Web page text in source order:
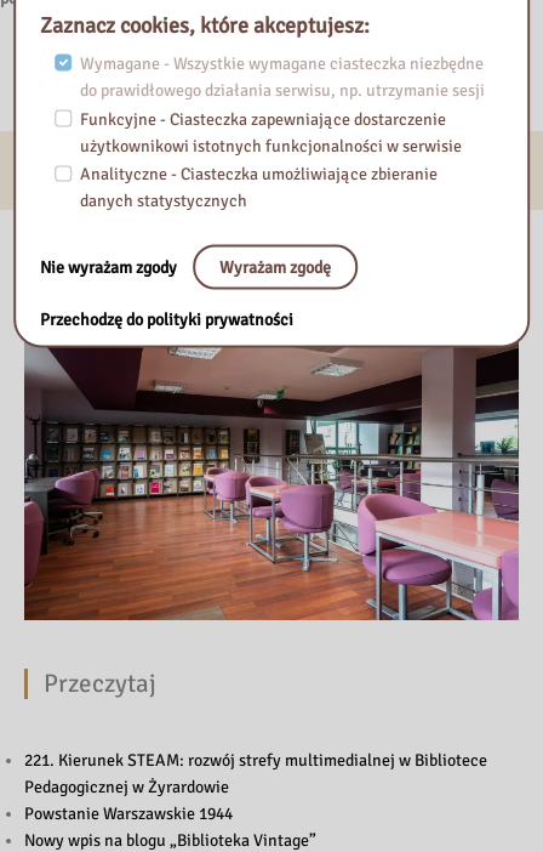
E-usługi
Nasza biblioteka
Przeczytaj
221. Kierunek STEAM: rozwój strefy multimedialnej w Bibliotece
Pedagogicznej w Żyrardowie
Powstanie Warszawskie 1944
Nowy wpis na blogu „Biblioteka Vintage”
Zaznacz cookies, które akceptujesz:
Wymagane - Wszystkie wymagane ciasteczka niezbędne
do prawidłowego działania serwisu, np. utrzymanie sesji
Funkcyjne - Ciasteczka zapewniające dostarczenie
użytkownikowi istotnych funkcjonalności w serwisie
Analityczne - Ciasteczka umożliwiające zbieranie
danych statystycznych
Nie wyrażam zgody Wyrażam zgodę
Przechodzę do polityki prywatności